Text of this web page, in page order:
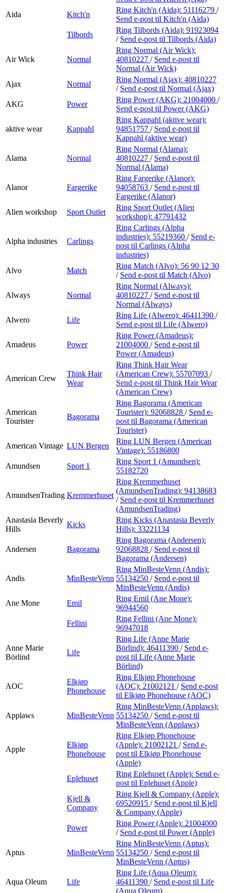
Aida
Kitch'n
Ring Kitch'n (Aida): 51116279 /
Send e-post til Kitch'n (Aida)
Tilbords
Ring Tilbords (Aida): 91923094
/ Send e-post til Tilbords (Aida)
Air Wick Normal
Ring Normal (Air Wick):
40810227 / Send e-post til
Normal (Air Wick)
Ajax
Normal
Ring Normal (Ajax): 40810227
/ Send e-post til Normal (Ajax)
AKG
Power
Ring Power (AKG): 21004000 /
Send e-post til Power (AKG)
aktive wear Kappahl
Ring Kappahl (aktive wear):
94851757 / Send e-post til
Kappahl (aktive wear)
Alama Normal
Ring Normal (Alama):
40810227 / Send e-post til
Normal (Alama)
Alanor Fargerike
Ring Fargerike (Alanor):
94058763 / Send e-post til
Fargerike (Alanor)
Alien workshop
Sport Outlet
Ring Sport Outlet (Alien
workshop): 47791432
Alpha industries Carlings
Ring Carlings (Alpha
industries): 55219360 / Send e-
post til Carlings (Alpha
industries)
Alvo
Match
Ring Match (Alvo): 56 90 12 30
/ Send e-post til Match (Alvo)
Always Normal
Ring Normal (Always):
40810227 / Send e-post til
Normal (Always)
Alwero
Life
Ring Life (Alwero): 46411390 /
Send e-post til Life (Alwero)
Amadeus Power
Ring Power (Amadeus):
21004000 / Send e-post til
Power (Amadeus)
American Crew
Think Hair
Wear
Ring Think Hair Wear
(American Crew): 55707093 /
Send e-post til Think Hair Wear
(American Crew)
American
Tourister
Bagorama
Ring Bagorama (American
Tourister): 92068828 / Send e-
post til Bagorama (American
Tourister)
American Vintage LUN Bergen
Ring LUN Bergen (American
Vintage): 55186800
Amundsen
Sport 1
Ring Sport 1 (Amundsen):
55182720
AmundsenTrading Kremmerhuset
Ring Kremmerhuset
(AmundsenTrading): 94138683
/ Send e-post til Kremmerhuset
(AmundsenTrading)
Anastasia Beverly
Hills
Kicks
Ring Kicks (Anastasia Beverly
Hills): 33221134
Andersen Bagorama
Ring Bagorama (Andersen):
92068828 / Send e-post til
Bagorama (Andersen)
Andis MinBesteVenn
Ring MinBesteVenn (Andis):
55134250 / Send e-post til
MinBesteVenn (Andis)
Ane Mone
Emil
Ring Emil (Ane Mone):
96944560
Fellini
Ring Fellini (Ane Mone):
96947018
Anne Marie
Börlind
Life
Ring Life (Anne Marie
Börlind): 46411390 / Send e-
post til Life (Anne Marie
Börlind)
AOC
Elkjøp
Phonehouse
Ring Elkjøp Phonehouse
(AOC): 21002121 / Send e-post
til Elkjøp Phonehouse (AOC)
Applaws MinBesteVenn
Ring MinBesteVenn (Applaws):
55134250 / Send e-post til
MinBesteVenn (Applaws)
Apple
Elkjøp
Phonehouse
Ring Elkjøp Phonehouse
(Apple): 21002121 / Send e-
post til Elkjøp Phonehouse
(Apple)
Eplehuset
Ring Eplehuset (Apple): Send e-
post til Eplehuset (Apple)
Kjell &
Company
Ring Kjell & Company (Apple):
69520915 / Send e-post til Kjell
& Company (Apple)
Power
Ring Power (Apple): 21004000
/ Send e-post til Power (Apple)
Aptus MinBesteVenn
Ring MinBesteVenn (Aptus):
55134250 / Send e-post til
MinBesteVenn (Aptus)
Aqua Oleum Life
Ring Life (Aqua Oleum):
46411390 / Send e-post til Life
(Aqua Oleum)